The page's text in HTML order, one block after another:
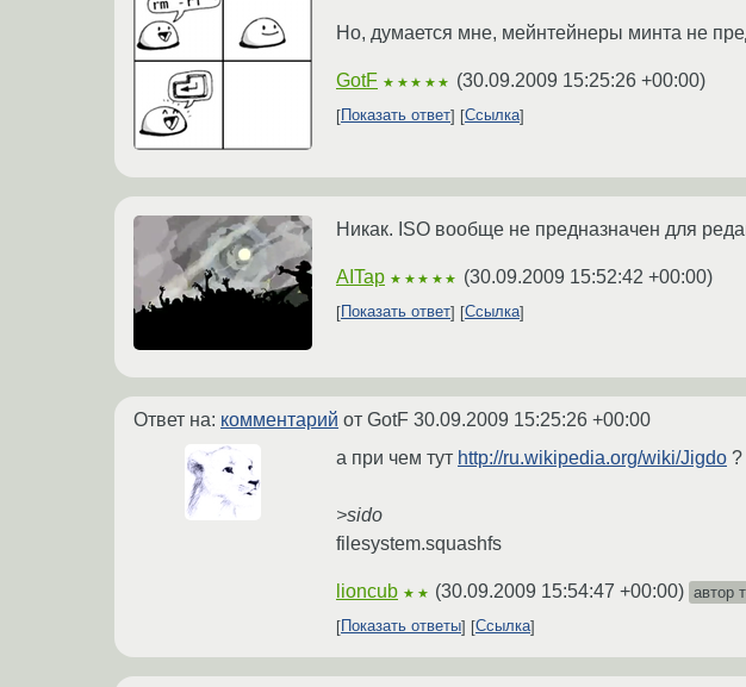
Но, думается мне, мейнтейнеры минта не
GotF ★★★★★ (30.09.2009 15:25:26 +00:00)
Показать ответ Ссылка
Никак. ISO вообще не предназначен для
AITap ★★★★★ (30.09.2009 15:52:42 +00:00)
Показать ответ Ссылка
Ответ на: комментарий от GotF 30.09.2009 15:25:26 +00:00
а при чем тут http://ru.wikipedia.org/wiki/Jigdo ?
>sido
filesystem.squashfs
lioncub ★★ (30.09.2009 15:54:47 +00:00) автор
Показать ответы
Ссылка